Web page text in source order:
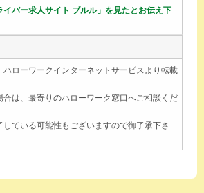
バー求人サイト ブルル」を見たとお伝え下
ハローワークインターネットサービスより転載
合は、最寄りのハローワーク窓口へご相談くだ
ている可能性もございますので御了承下さ